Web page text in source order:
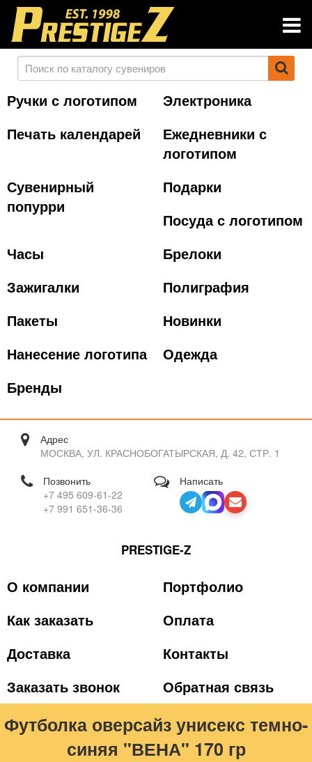
Ручки с логотипом
Электроника
Печать календарей
Ежедневники с
логотипом
Сувенирный
попурри
Подарки
Посуда с логотипом
Часы
Брелоки
Зажигалки
Полиграфия
Пакеты
Новинки
Нанесение логотипа
Одежда
Бренды
Адрес
МОСКВА, УЛ. КРАСНОБОГАТЫРСКАЯ, Д. 42, СТР. 1
Позвонить
+7 495 609-61-22
+7 991 651-36-36
Написать
PRESTIGE-Z
О компании
Портфолио
Как заказать
Оплата
Доставка
Контакты
Заказать звонок
Обратная связь
Футболка оверсайз унисекс темно-
синяя "ВЕНА" 170 гр